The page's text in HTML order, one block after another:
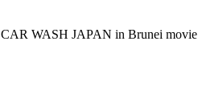
CAR WASH JAPAN in Brunei movie